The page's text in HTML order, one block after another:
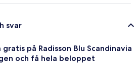
svar
på Radisson Blu Scandinavia
och få hela beloppet